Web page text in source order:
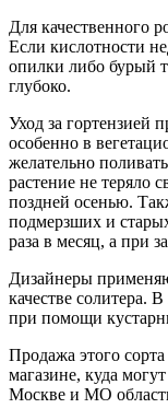
Для качественного
Если кислотности
опилки либо бурый
глубоко.
Уход за гортензией
особенно в
желательно
растение не теряло
поздней осенью.
подмерзших и
раза в месяц, а при
Дизайнеры
качестве солитера.
при помощи
Продажа этого
магазине, куда
Москве и МО